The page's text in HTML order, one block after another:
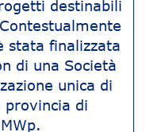
destinabili
stata finalizzata
di una Società
unica di
di